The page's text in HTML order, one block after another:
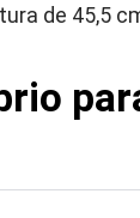
de 45,5